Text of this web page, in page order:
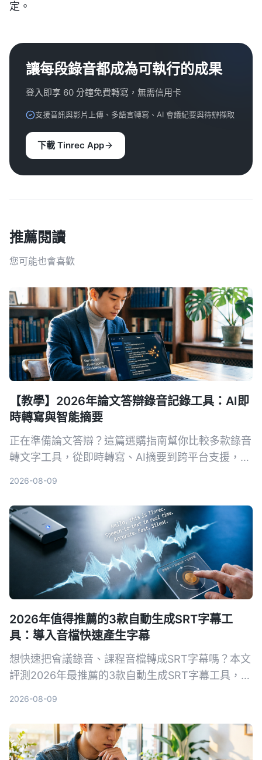
定。
讓每段錄音都成為可執行的成果
登入即享 60 分鐘免費轉寫，無需信用卡
支援音訊與影片上傳、多語言轉寫、AI 會議紀要與待辦擷取
下載 Tinrec App
推薦閱讀
您可能也會喜歡
【教學】2026年論文答辯錄音記錄工具：AI即
時轉寫與智能摘要
正在準備論文答辯？這篇選購指南幫你比較多款錄音
轉文字工具，從即時轉寫、AI摘要到跨平台支援，推
2026-08-09
2026年值得推薦的3款自動生成SRT字幕工
具：導入音檔快速產生字幕
想快速把會議錄音、課程音檔轉成SRT字幕嗎？本文
評測2026年最推薦的3款自動生成SRT字幕工具，並
2026-08-09